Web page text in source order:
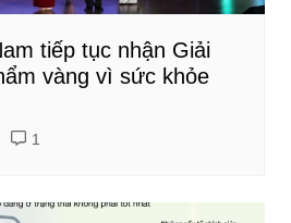
tiếp tục nhận Giải
vàng vì sức khỏe
1